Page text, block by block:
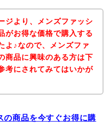
ジより、メンズファッシ
がお得な価格で購入する
よ♪なので、メンズファ
商品に興味のある方は下
考にされてみてはいかが
の商品を今すぐお得に購